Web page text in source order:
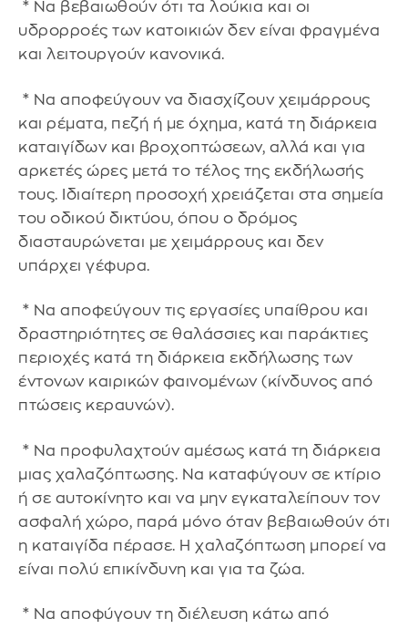
* Να βεβαιωθούν ότι τα λούκια και οι
υδρορροές των κατοικιών δεν είναι φραγμένα
και λειτουργούν κανονικά.
* Να αποφεύγουν να διασχίζουν χειμάρρους
και ρέματα, πεζή ή με όχημα, κατά τη διάρκεια
καταιγίδων και βροχοπτώσεων, αλλά και για
αρκετές ώρες μετά το τέλος της εκδήλωσής
τους. Ιδιαίτερη προσοχή χρειάζεται στα σημεία
του οδικού δικτύου, όπου ο δρόμος
διασταυρώνεται με χειμάρρους και δεν
υπάρχει γέφυρα.
* Να αποφεύγουν τις εργασίες υπαίθρου και
δραστηριότητες σε θαλάσσιες και παράκτιες
περιοχές κατά τη διάρκεια εκδήλωσης των
έντονων καιρικών φαινομένων (κίνδυνος από
πτώσεις κεραυνών).
* Να προφυλαχτούν αμέσως κατά τη διάρκεια
μιας χαλαζόπτωσης. Να καταφύγουν σε κτίριο
ή σε αυτοκίνητο και να μην εγκαταλείπουν τον
ασφαλή χώρο, παρά μόνο όταν βεβαιωθούν ότι
η καταιγίδα πέρασε. Η χαλαζόπτωση μπορεί να
είναι πολύ επικίνδυνη και για τα ζώα.
* Να αποφύγουν τη διέλευση κάτω από